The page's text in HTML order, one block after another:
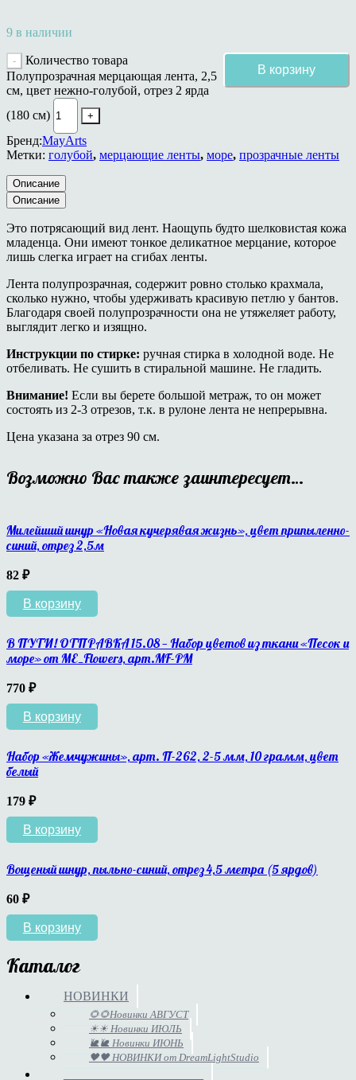
9 в наличии
Количество товара
Полупрозрачная мерцающая лента, 2,5
см, цвет нежно-голубой, отрез 2 ярда
(180 см)
В корзину
Бренд:MayArts
Метки: голубой, мерцающие ленты, море, прозрачные ленты
Описание
Описание
Это потрясающий вид лент. Наощупь будто шелковистая кожа
младенца. Они имеют тонкое деликатное мерцание, которое
лишь слегка играет на сгибах ленты.
Лента полупрозрачная, содержит ровно столько крахмала,
сколько нужно, чтобы удерживать красивую петлю у бантов.
Благодаря своей полупрозрачности она не утяжеляет работу,
выглядит легко и изящно.
Инструкции по стирке: ручная стирка в холодной воде. Не
отбеливать. Не сушить в стиральной машине. Не гладить.
Внимание! Если вы берете большой метраж, то он может
состоять из 2-3 отрезов, т.к. в рулоне лента не непрерывна.
Цена указана за отрез 90 см.
Возможно Вас также заинтересует…
Милейший шнур «Новая кучерявая жизнь», цвет припыленно-
синий, отрез 2,5м
82 ₽
В корзину
В ПУТИ! ОТПРАВКА 15.08 — Набор цветов из ткани «Песок и
море» от ME_Flowers, арт.MF-PM
770 ₽
В корзину
Набор «Жемчужины», арт. П-262, 2-5 мм, 10 грамм, цвет
белый
179 ₽
В корзину
Вощеный шнур, пыльно-синий, отрез 4,5 метра (5 ярдов)
60 ₽
В корзину
Каталог
НОВИНКИ
🌻🌻Новинки АВГУСТ
☀☀ Новинки ИЮЛЬ
🐌🐌 Новинки ИЮНЬ
🖤🖤 НОВИНКИ от DreamLightStudio